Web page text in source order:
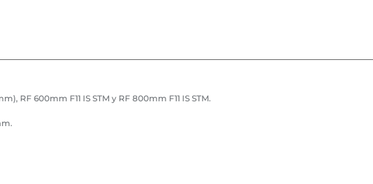
RF 600mm F11 IS STM y RF 800mm F11 IS STM.